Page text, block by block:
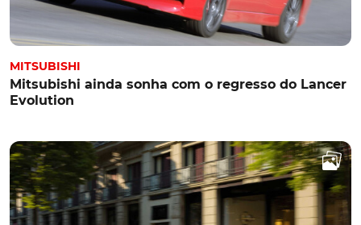
MITSUBISHI
Mitsubishi ainda sonha com o regresso do Lancer
Evolution